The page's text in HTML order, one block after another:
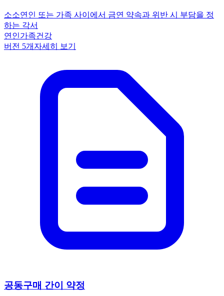
소소연인 또는 가족 사이에서 금연 약속과 위반 시 부담을 정
하는 각서
연인가족건강
버전 5개 자세히 보기
공동구매 간이 약정